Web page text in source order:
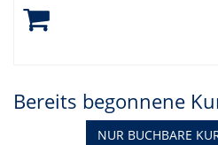
Bereits begonnene
NUR BUCHBARE